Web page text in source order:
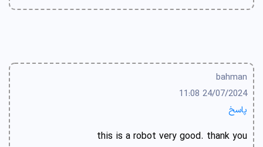
bahman
24/07/2024 11:08
پاسخ
this is a robot very good. thank you